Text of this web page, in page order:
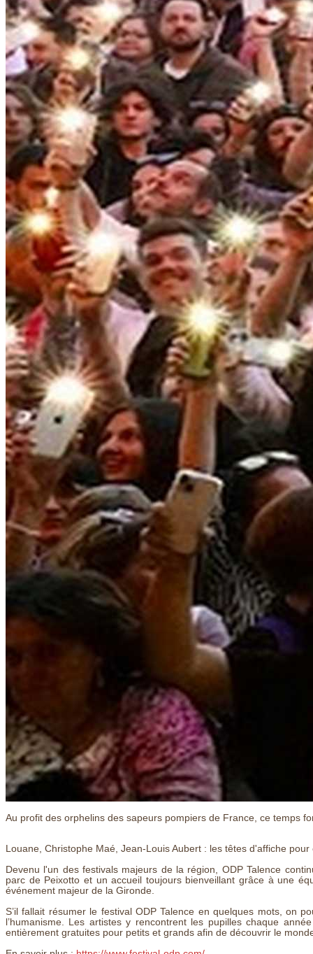
Au profit des orphelins des sapeurs pompiers de France, ce temps
Louane, Christophe Maé, Jean-Louis Aubert : les têtes d'affiche
Devenu l'un des festivals majeurs de la région, ODP Talence
parc de Peixotto et un accueil toujours bienveillant grâce à une
événement majeur de la Gironde.
S’il fallait résumer le festival ODP Talence en quelques mots, on
l’humanisme. Les artistes y rencontrent les pupilles chaque
entièrement gratuites pour petits et grands afin de découvrir le